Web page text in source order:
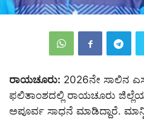
ರಾಯಚೂರು: 2026ನೇ ಸಾಲಿನ
ಫಲಿತಾಂಶದಲ್ಲಿ ರಾಯಚೂರು
ಅಪೂರ್ವ ಸಾಧನೆ ಮಾಡಿದ್ದಾರೆ.